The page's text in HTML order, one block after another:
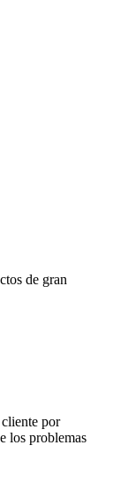
de gran
por
los problemas